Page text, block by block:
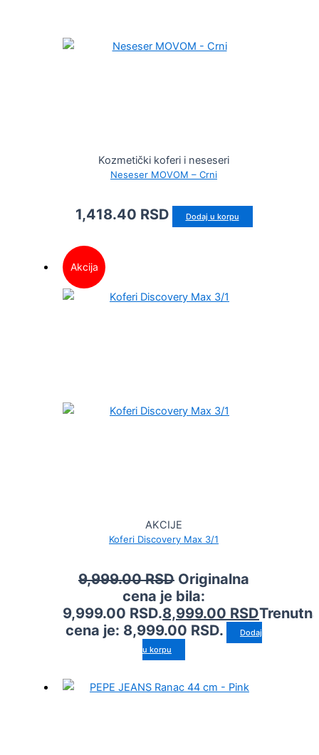
Kozmetički koferi i neseseri
Neseser MOVOM – Crni
1,418.40 RSD Dodaj u korpu
Akcija
AKCIJE
Koferi Discovery Max 3/1
9,999.00RSD Originalna
cena je bila:
9,999.00 RSD.8,999.00 RSD
cena je: 8,999.00 RSD.
Dodaj
u korpu